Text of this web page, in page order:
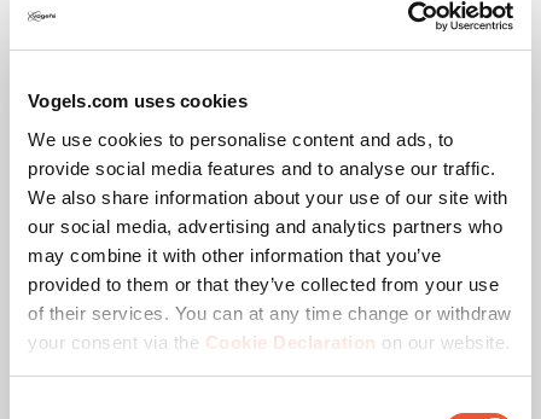
Vogels.com uses cookies
We use cookies to personalise content and ads, to
provide social media features and to analyse our traffic.
We also share information about your use of our site with
our social media, advertising and analytics partners who
may combine it with other information that you’ve
provided to them or that they’ve collected from your use
of their services. You can at any time change or withdraw
your consent via the Cookie Declaration on our website.
mm x 400 mm, 700 mm
x 450 mm, 800 mm x
Couleur Noir
Rotation maximale Jusqu'à 360°
Distance min. au mur (mm) 95
Paysage / Portrait